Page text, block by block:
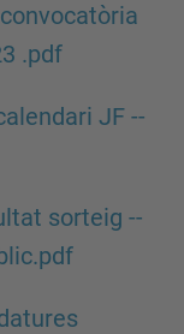
.pdf
JF --
sorteig --